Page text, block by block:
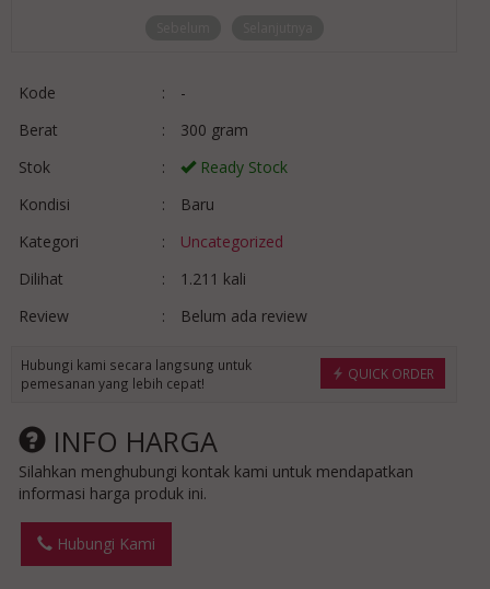
Kode :
-
Berat
:
300 gram
Stok
:
Ready Stock
Kondisi
:
Baru
Kategori
:
Uncategorized
Dilihat
:
1.211 kali
Review
: Belum ada review
QUICK ORDER
Hubungi kami secara langsung untuk
pemesanan yang lebih cepat!
INFO HARGA
Silahkan menghubungi kontak kami untuk mendapatkan
informasi harga produk ini.
Hubungi Kami